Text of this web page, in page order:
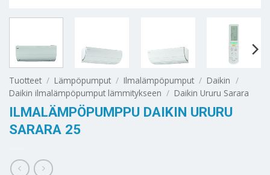
Tuotteet / Lämpöpumput / Ilmalämpöpumput / Daikin /
Daikin ilmalämpöpumput lämmitykseen / Daikin Ururu Sarara
ILMALÄMPÖPUMPPU DAIKIN URURU
SARARA 25